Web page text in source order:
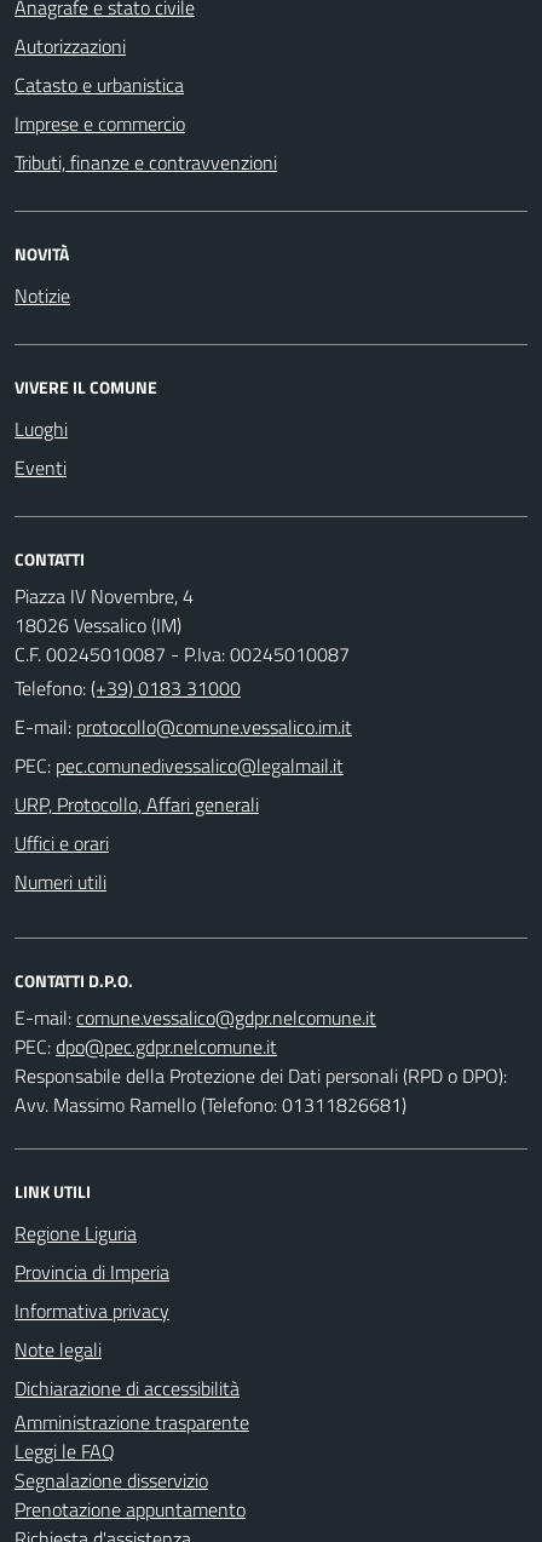
Anagrafe e stato civile
Autorizzazioni
Catasto e urbanistica
Imprese e commercio
Tributi, finanze e contravvenzioni
NOVITÀ
Notizie
VIVERE IL COMUNE
Luoghi
Eventi
CONTATTI
Piazza IV Novembre, 4
18026 Vessalico (IM)
C.F. 00245010087 - P.Iva: 00245010087
Telefono:(+39) 0183 31000
E-mail:
PEC:
URP, Protocollo, Affari generali
Uffici e orari
Numeri utili
CONTATTI D.P.O.
E-mail:
PEC:
Responsabile della Protezione dei Dati personali (RPD o DPO):
Avv. Massimo Ramello (Telefono: 01311826681)
LINK UTILI
Regione Liguria
Provincia di Imperia
Informativa privacy
Note legali
Dichiarazione di accessibilità
Amministrazione trasparente
Leggi le FAQ
Segnalazione disservizio
Prenotazione appuntamento